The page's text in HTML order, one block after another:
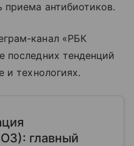
антибиотиков.
канал «РБК
последних тенденций
и технологиях.
главный